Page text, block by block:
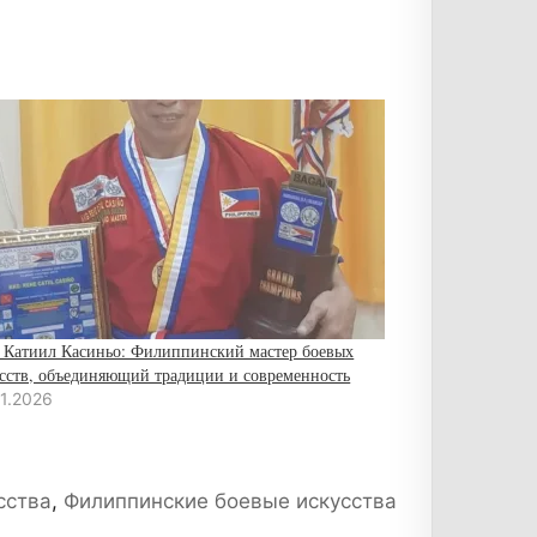
Катиил Касиньо: Филиппинский мастер боевых
объединяющий традиции и современность
, Филиппинские боевые искусства